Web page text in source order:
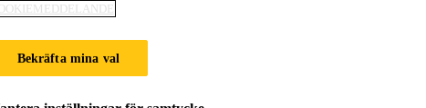
Bekräfta mina val